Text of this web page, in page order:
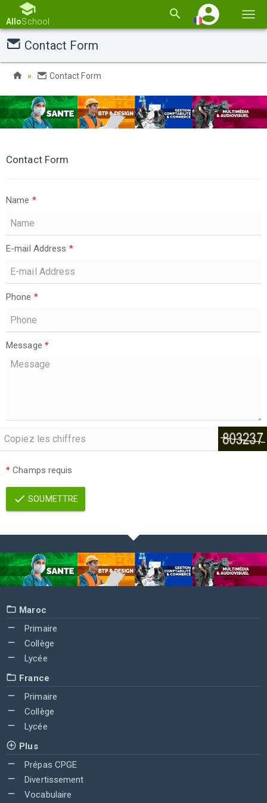
la
AlloSchool
Contact Form
Contact Form
Contact Form
Name *
E-mail Address *
Phone *
Message *
* Champs requis
SOUMETTRE
Maroc
Primaire
Collège
Lycée
France
Primaire
Collège
Lycée
Plus
Prépas CPGE
Divertissement
Vocabulaire